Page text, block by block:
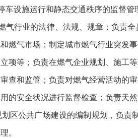
设施运行和静态交通秩序的监督管
行业的法律、法规、规章；负责全
燃气市场；制定城市燃气行业突发
项等；负责在燃气企业规划、施工
查和监管；负责对燃气经营活动的
的安全状况进行监督检查；负责天然
公共广场建设的编制规划，负责
。